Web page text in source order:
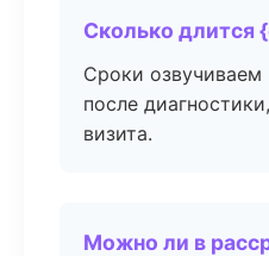
Сколько длится
Сроки озвучиваем
после
визита.
Можно ли в